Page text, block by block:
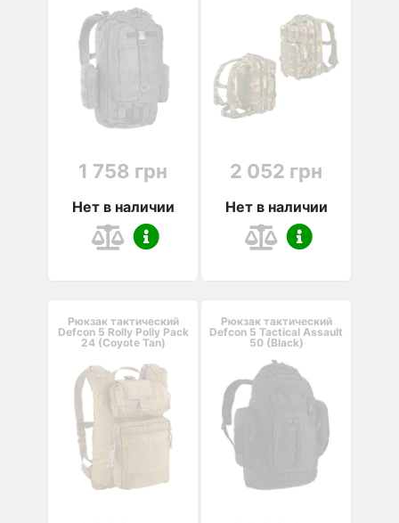
1 758 грн
Нет в наличии
2 052 грн
Нет в наличии
Рюкзак тактический
Defcon 5 Rolly Polly Pack
24 (Coyote Tan)
Рюкзак тактический
Defcon 5 Tactical Assault
50 (Black)